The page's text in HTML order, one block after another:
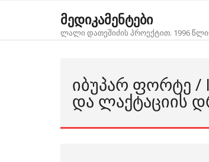
მედიკამენტები
ლალი დათეშიძის პროექტით. 1996
ᲘᲑᲣᲞᲐᲠ ᲤᲝᲠᲢᲔ /
ᲓᲐ ᲚᲐᲥᲢᲐᲪᲘᲘᲡ